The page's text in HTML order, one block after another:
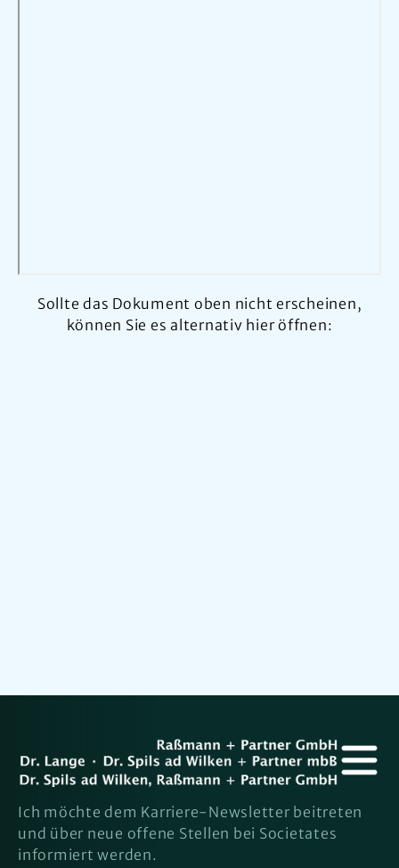
Sollte das Dokument oben nicht erscheinen,
können Sie es alternativ hier öffnen:
Ich möchte dem Karriere-Newsletter beitreten
und über neue offene Stellen bei Societates
informiert werden.